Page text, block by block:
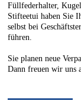
Füllfederhalter,
Stifteetui haben Sie
selbst bei
führen.
Sie planen neue
Dann freuen wir uns